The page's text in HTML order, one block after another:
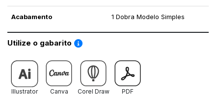
Acabamento 1 Dobra Modelo Simples
Utilize o gabarito Saiba como utilizar os nossos gabaritos
Illustrator Canva Corel Draw PDF